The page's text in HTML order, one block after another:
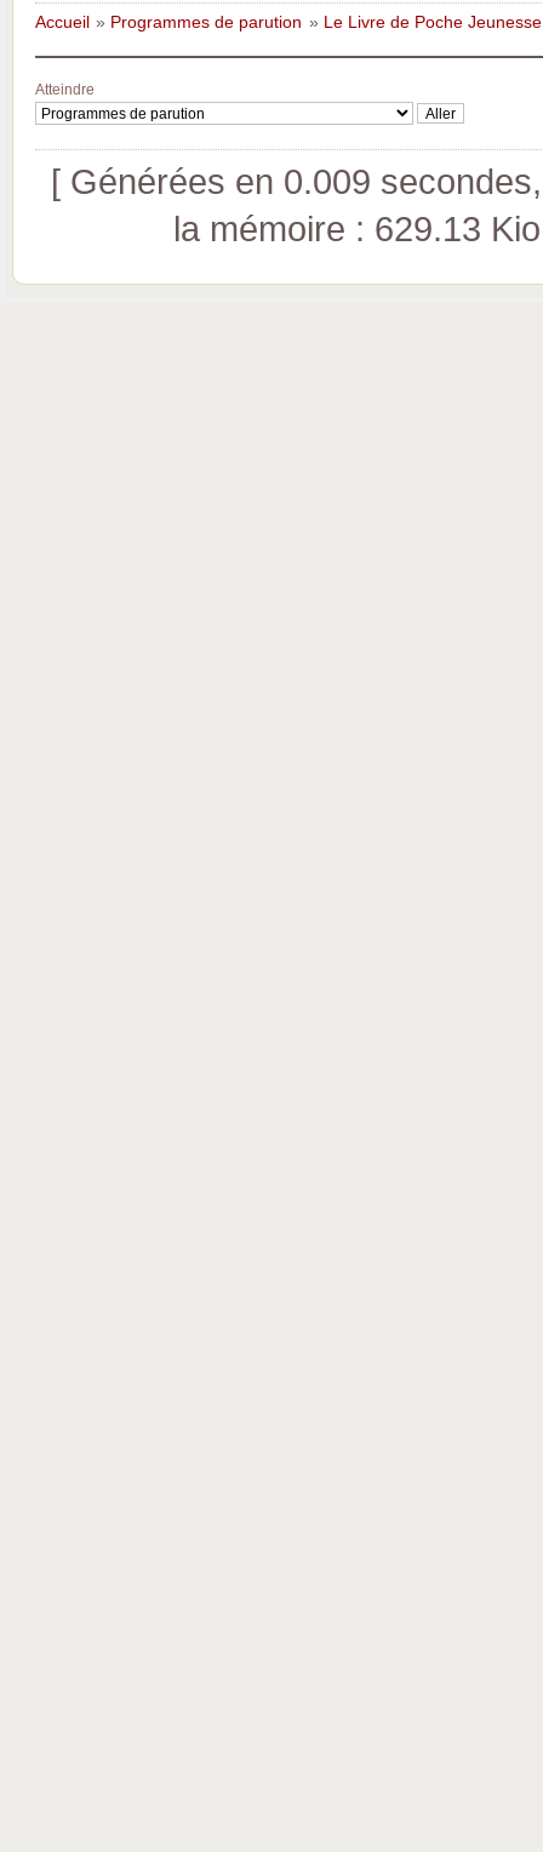
Accueil » Programmes de parution » Le Livre de Poche Jeunesse
Atteindre
[ Générées en 0.009
la mémoire : 629.13